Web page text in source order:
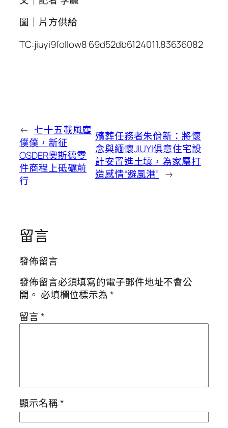
圖｜片方供給
TC:jiuyi9follow8 69d52db6124011.83636082
← 七十五載風塵
僕僕，新征
OSDER奧斯德零
件商程上砥礪前
行
殯葬任務者朱佾新：將懷
念與緬懷JIUYI俱意住宅設
計安置進土壤，為家屬打
造感情“避風港” →
留言
發佈留言
發佈留言必須填寫的電子郵件地址不會公
開。 必填欄位標示為*
留言*
顯示名稱*